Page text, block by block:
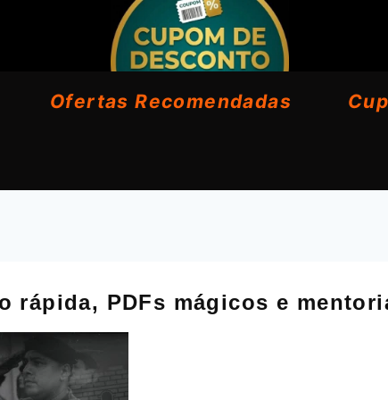
Ofertas Recomendadas
rápida, PDFs mágicos e